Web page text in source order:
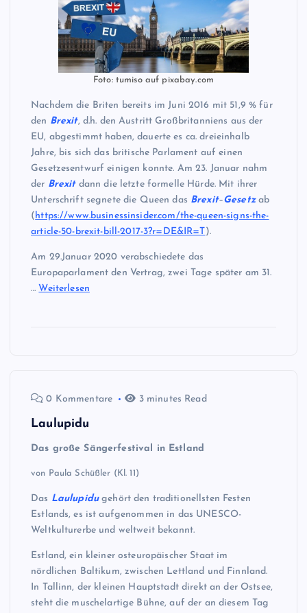
Foto: tumiso auf pixabay.com
Nachdem die Briten bereits im Juni 2016 mit 51,9 % für
den Brexit, d.h. den Austritt Großbritanniens aus der
EU, abgestimmt haben, dauerte es ca. dreieinhalb
Jahre, bis sich das britische Parlament auf einen
Gesetzesentwurf einigen konnte. Am 23. Januar nahm
der Brexitdann die letzte formelle Hürde. Mit ihrer
Unterschrift segnete die Queen das Brexit–Gesetzab
( https://www.businessinsider.com/the-queen-signs-the-
article-50-brexit-bill-2017-3?r=DE&IR=T ).
Am 29.Januar 2020 verabschiedete das
Europaparlament den Vertrag, zwei Tage später am 31.
… Weiterlesen
0 Kommentare 3 minutes Read
Laulupidu
Das große Sängerfestival in Estland
von Paula Schüßler (Kl. 11)
Das Laulupidugehört den traditionellsten Festen
Estlands, es ist aufgenommen in das UNESCO-
Weltkulturerbe und weltweit bekannt.
Estland, ein kleiner osteuropäischer Staat im
nördlichen Baltikum, zwischen Lettland und Finnland.
In Tallinn, der kleinen Hauptstadt direkt an der Ostsee,
steht die muschelartige Bühne, auf der an diesem Tag